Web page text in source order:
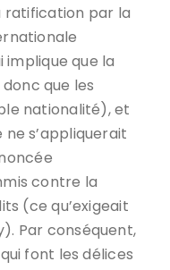
ratification par la
que la
que les
nationalité), et
s’appliquerait
contre la
(ce qu’exigeait
Par conséquent,
font les délices